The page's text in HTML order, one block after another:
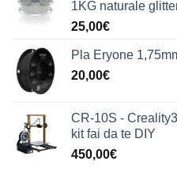
1KG naturale
25,00€
Pla Eryone
20,00€
CR-10S -
kit fai da te DIY
450,00€